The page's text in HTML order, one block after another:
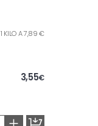
1 KILO A 7,89 €
3,55€